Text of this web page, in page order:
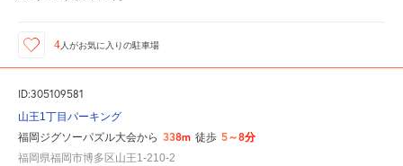
4人がお気に入りの駐車場
ID:305109581
山王1丁目パーキング
福岡ジグソーパズル大会から 338m 徒歩 5～8分
福岡県福岡市博多区山王1-210-2